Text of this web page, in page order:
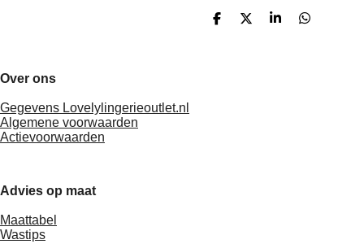
D
D
S
D
Over ons
Gegevens Lovelylingerieoutlet.nl
Algemene voorwaarden
Actievoorwaarden
Advies op maat
Maattabel
Wastips